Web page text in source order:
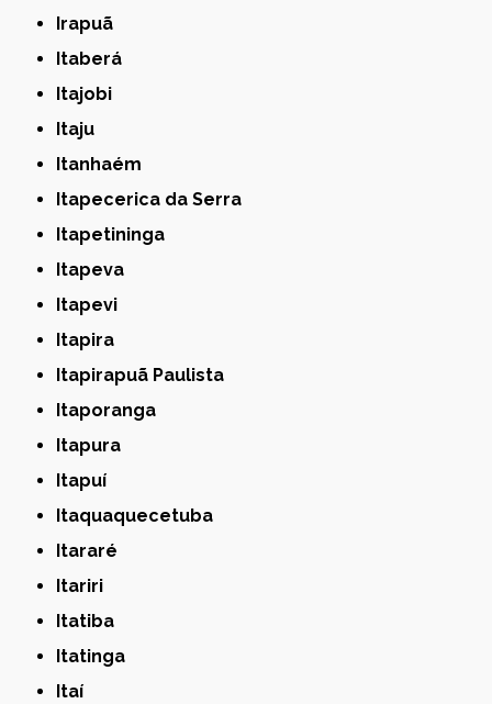
Irapuã
Itaberá
Itajobi
Itaju
Itanhaém
Itapecerica da Serra
Itapetininga
Itapeva
Itapevi
Itapira
Itapirapuã Paulista
Itaporanga
Itapura
Itapuí
Itaquaquecetuba
Itararé
Itariri
Itatiba
Itatinga
Itaí